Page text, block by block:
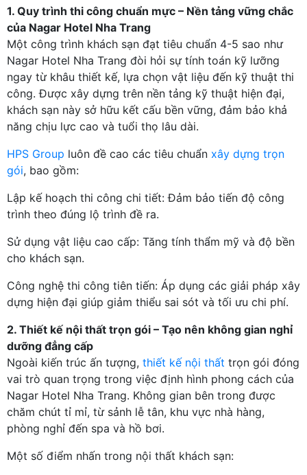
1. Quy trình thi công chuẩn mực – Nền tảng vững chắc
của Nagar Hotel Nha Trang
Một công trình khách sạn đạt tiêu chuẩn 4-5 sao như
Nagar Hotel Nha Trang đòi hỏi sự tính toán kỹ lưỡng
ngay từ khâu thiết kế, lựa chọn vật liệu đến kỹ thuật thi
công. Được xây dựng trên nền tảng kỹ thuật hiện đại,
khách sạn này sở hữu kết cấu bền vững, đảm bảo khả
năng chịu lực cao và tuổi thọ lâu dài.
HPS Group luôn đề cao các tiêu chuẩn xây dựng trọn
gói, bao gồm:
Lập kế hoạch thi công chi tiết: Đảm bảo tiến độ công
trình theo đúng lộ trình đề ra.
Sử dụng vật liệu cao cấp: Tăng tính thẩm mỹ và độ bền
cho khách sạn.
Công nghệ thi công tiên tiến: Áp dụng các giải pháp xây
dựng hiện đại giúp giảm thiểu sai sót và tối ưu chi phí.
2. Thiết kế nội thất trọn gói – Tạo nên không gian nghỉ
dưỡng đẳng cấp
Ngoài kiến trúc ấn tượng, thiết kế nội thất trọn gói đóng
vai trò quan trọng trong việc định hình phong cách của
Nagar Hotel Nha Trang. Không gian bên trong được
chăm chút tỉ mỉ, từ sảnh lễ tân, khu vực nhà hàng,
phòng nghỉ đến spa và hồ bơi.
Một số điểm nhấn trong nội thất khách sạn: